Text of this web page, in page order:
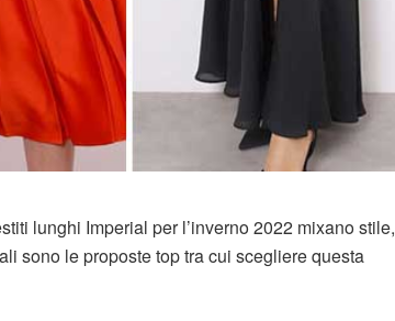
lunghi Imperial per l’inverno 2022 mixano stile,
sono le proposte top tra cui scegliere questa